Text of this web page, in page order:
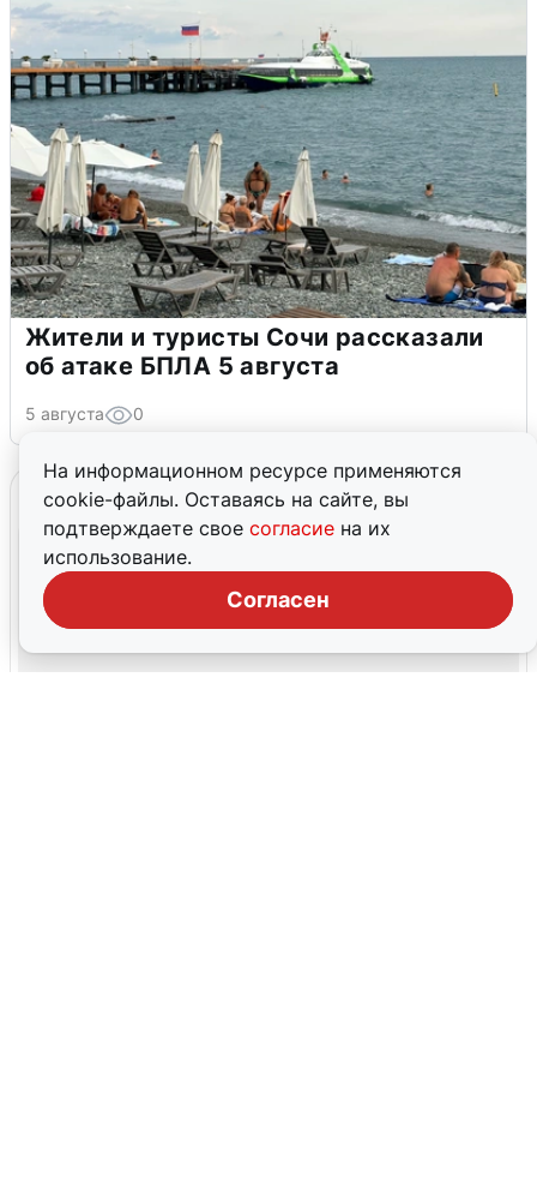
На информационном ресурсе применяются
cookie-файлы. Оставаясь на сайте, вы
подтверждаете свое согласие на их
использование.
Согласен
Жители и туристы Сочи рассказали
об атаке БПЛА 5 августа
5 августа 0